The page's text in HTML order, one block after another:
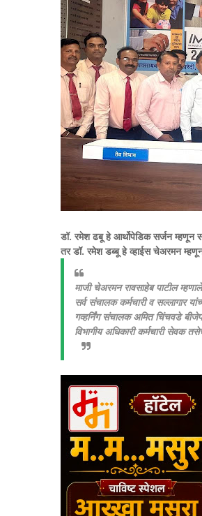
डॉ. रमेश ढबू हे आर्थोपेडिक सर्जन म्हणून
तर डॉ. रमेश डब्बू हे व्हाईस चेअरमन म्हणून
माजी चेअरमन रावसाहेब पाटील
सर्व संचालक कर्मचारी व सल्लागार
गव्हर्निंग संचालक अमित चिंचवडे
विभागीय अधिकारी कर्मचारी सेवक